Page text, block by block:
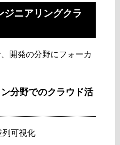
ジニアリングクラ
開発の分野にフォーカ
分野でのクラウド活
列可視化